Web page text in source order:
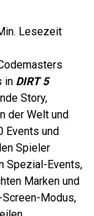
Lesezeit
in DIRT 5
Story,
der Welt und
Events und
Spieler
Spezial-Events,
Marken und
Modus,